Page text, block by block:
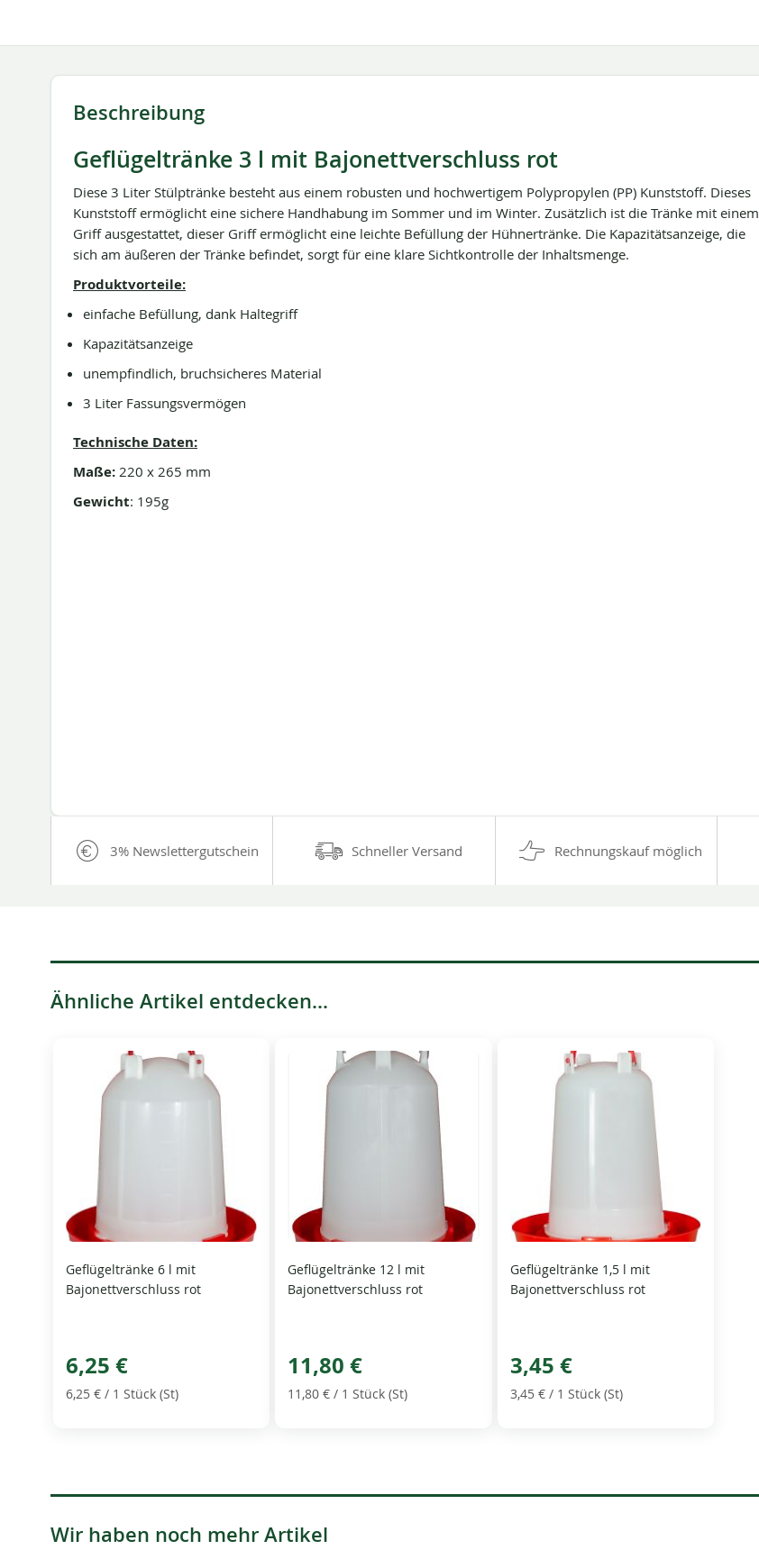
Beschreibung
Geflügeltränke 3 l mit Bajonettverschluss rot
Diese 3 Liter Stülptränke besteht aus einem robusten und hochwertigem Polypropylen (PP) Kunststoff. Dieses
Kunststoff ermöglicht eine sichere Handhabung im Sommer und im Winter. Zusätzlich ist die Tränke mit einem
Griff ausgestattet, dieser Griff ermöglicht eine leichte Befüllung der Hühnertränke. Die Kapazitätsanzeige, die
sich am äußeren der Tränke befindet, sorgt für eine klare Sichtkontrolle der Inhaltsmenge.
Produktvorteile:
einfache Befüllung, dank Haltegriff
Kapazitätsanzeige
unempfindlich, bruchsicheres Material
3 Liter Fassungsvermögen
Technische Daten:
Maße: 220 x 265 mm
Gewicht: 195g
3% Newslettergutschein Schneller Versand Rechnungskauf möglich
Ähnliche Artikel entdecken...
Geflügeltränke 6 l mit
Bajonettverschluss rot
6,25 €
6,25 € / 1 Stück (St)
Geflügeltränke 12 l mit
Bajonettverschluss rot
11,80 €
11,80 € / 1 Stück (St)
Geflügeltränke 1,5 l mit
Bajonettverschluss rot
3,45 €
3,45 €/ 1 Stück (St)
Wir haben noch mehr Artikel